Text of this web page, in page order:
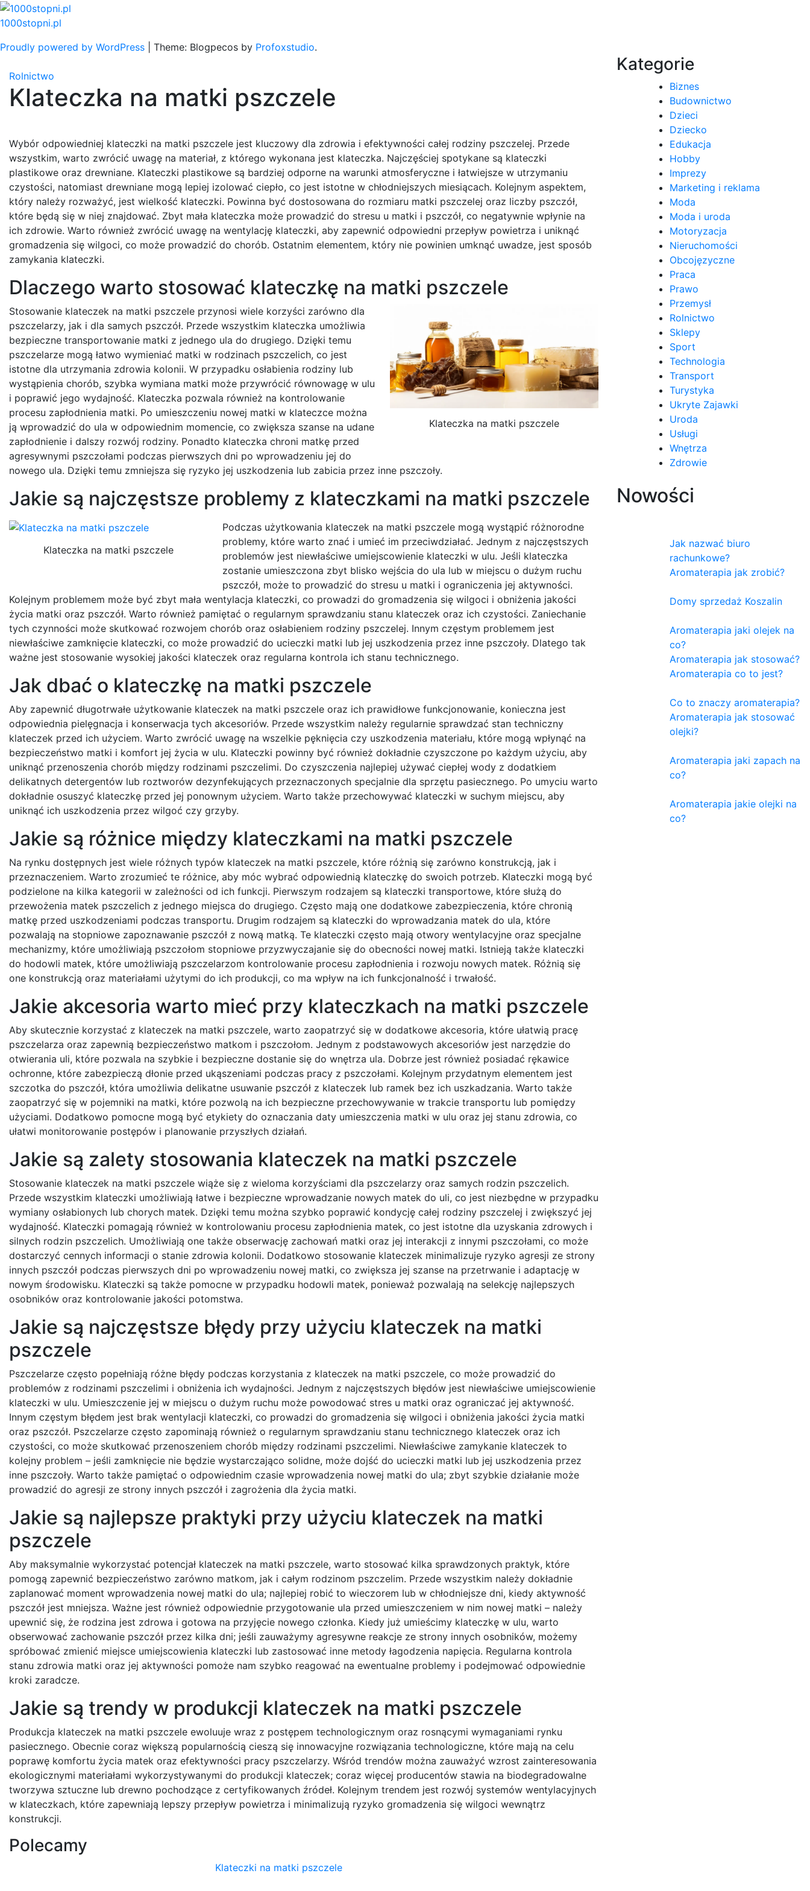
Skip
to
1000stopni.pl
Proudly powered by WordPress
Theme: Blogpecos by Profoxstudio.
Rolnictwo
Klateczka na matki pszczele
Wybór odpowiedniej klateczki na matki pszczele jest kluczowy dla zdrowia i efektywności całej rodziny pszczelej. Przede
wszystkim, warto zwrócić uwagę na materiał, z którego wykonana jest klateczka. Najczęściej spotykane są klateczki
plastikowe oraz drewniane. Klateczki plastikowe są bardziej odporne na warunki atmosferyczne i łatwiejsze w utrzymaniu
czystości, natomiast drewniane mogą lepiej izolować ciepło, co jest istotne w chłodniejszych miesiącach. Kolejnym aspektem,
który należy rozważyć, jest wielkość klateczki. Powinna być dostosowana do rozmiaru matki pszczelej oraz liczby pszczół,
które będą się w niej znajdować. Zbyt mała klateczka może prowadzić do stresu u matki i pszczół, co negatywnie wpłynie na
ich zdrowie. Warto również zwrócić uwagę na wentylację klateczki, aby zapewnić odpowiedni przepływ powietrza i uniknąć
gromadzenia się wilgoci, co może prowadzić do chorób. Ostatnim elementem, który nie powinien umknąć uwadze, jest sposób
zamykania klateczki.
Dlaczego warto stosować klateczkę na matki pszczele
Klateczka na matki pszczele
Stosowanie klateczek na matki pszczele przynosi wiele korzyści zarówno dla
pszczelarzy, jak i dla samych pszczół. Przede wszystkim klateczka umożliwia
bezpieczne transportowanie matki z jednego ula do drugiego. Dzięki temu
pszczelarze mogą łatwo wymieniać matki w rodzinach pszczelich, co jest
istotne dla utrzymania zdrowia kolonii. W przypadku osłabienia rodziny lub
wystąpienia chorób, szybka wymiana matki może przywrócić równowagę w ulu
i poprawić jego wydajność. Klateczka pozwala również na kontrolowanie
procesu zapłodnienia matki. Po umieszczeniu nowej matki w klateczce można
ją wprowadzić do ula w odpowiednim momencie, co zwiększa szanse na udane
zapłodnienie i dalszy rozwój rodziny. Ponadto klateczka chroni matkę przed
agresywnymi pszczołami podczas pierwszych dni po wprowadzeniu jej do
nowego ula. Dzięki temu zmniejsza się ryzyko jej uszkodzenia lub zabicia przez inne pszczoły.
Jakie są najczęstsze problemy z klateczkami na matki pszczele
Klateczka na matki pszczele
Podczas użytkowania klateczek na matki pszczele mogą wystąpić różnorodne
problemy, które warto znać i umieć im przeciwdziałać. Jednym z najczęstszych
problemów jest niewłaściwe umiejscowienie klateczki w ulu. Jeśli klateczka
zostanie umieszczona zbyt blisko wejścia do ula lub w miejscu o dużym ruchu
pszczół, może to prowadzić do stresu u matki i ograniczenia jej aktywności.
Kolejnym problemem może być zbyt mała wentylacja klateczki, co prowadzi do gromadzenia się wilgoci i obniżenia jakości
życia matki oraz pszczół. Warto również pamiętać o regularnym sprawdzaniu stanu klateczek oraz ich czystości. Zaniechanie
tych czynności może skutkować rozwojem chorób oraz osłabieniem rodziny pszczelej. Innym częstym problemem jest
niewłaściwe zamknięcie klateczki, co może prowadzić do ucieczki matki lub jej uszkodzenia przez inne pszczoły. Dlatego tak
ważne jest stosowanie wysokiej jakości klateczek oraz regularna kontrola ich stanu technicznego.
Jak dbać o klateczkę na matki pszczele
Aby zapewnić długotrwałe użytkowanie klateczek na matki pszczele oraz ich prawidłowe funkcjonowanie, konieczna jest
odpowiednia pielęgnacja i konserwacja tych akcesoriów. Przede wszystkim należy regularnie sprawdzać stan techniczny
klateczek przed ich użyciem. Warto zwrócić uwagę na wszelkie pęknięcia czy uszkodzenia materiału, które mogą wpłynąć na
bezpieczeństwo matki i komfort jej życia w ulu. Klateczki powinny być również dokładnie czyszczone po każdym użyciu, aby
uniknąć przenoszenia chorób między rodzinami pszczelimi. Do czyszczenia najlepiej używać ciepłej wody z dodatkiem
delikatnych detergentów lub roztworów dezynfekujących przeznaczonych specjalnie dla sprzętu pasiecznego. Po umyciu warto
dokładnie osuszyć klateczkę przed jej ponownym użyciem. Warto także przechowywać klateczki w suchym miejscu, aby
uniknąć ich uszkodzenia przez wilgoć czy grzyby.
Jakie są różnice między klateczkami na matki pszczele
Na rynku dostępnych jest wiele różnych typów klateczek na matki pszczele, które różnią się zarówno konstrukcją, jak i
przeznaczeniem. Warto zrozumieć te różnice, aby móc wybrać odpowiednią klateczkę do swoich potrzeb. Klateczki mogą być
podzielone na kilka kategorii w zależności od ich funkcji. Pierwszym rodzajem są klateczki transportowe, które służą do
przewożenia matek pszczelich z jednego miejsca do drugiego. Często mają one dodatkowe zabezpieczenia, które chronią
matkę przed uszkodzeniami podczas transportu. Drugim rodzajem są klateczki do wprowadzania matek do ula, które
pozwalają na stopniowe zapoznawanie pszczół z nową matką. Te klateczki często mają otwory wentylacyjne oraz specjalne
mechanizmy, które umożliwiają pszczołom stopniowe przyzwyczajanie się do obecności nowej matki. Istnieją także klateczki
do hodowli matek, które umożliwiają pszczelarzom kontrolowanie procesu zapłodnienia i rozwoju nowych matek. Różnią się
one konstrukcją oraz materiałami użytymi do ich produkcji, co ma wpływ na ich funkcjonalność i trwałość.
Jakie akcesoria warto mieć przy klateczkach na matki pszczele
Aby skutecznie korzystać z klateczek na matki pszczele, warto zaopatrzyć się w dodatkowe akcesoria, które ułatwią pracę
pszczelarza oraz zapewnią bezpieczeństwo matkom i pszczołom. Jednym z podstawowych akcesoriów jest narzędzie do
otwierania uli, które pozwala na szybkie i bezpieczne dostanie się do wnętrza ula. Dobrze jest również posiadać rękawice
ochronne, które zabezpieczą dłonie przed ukąszeniami podczas pracy z pszczołami. Kolejnym przydatnym elementem jest
szczotka do pszczół, która umożliwia delikatne usuwanie pszczół z klateczek lub ramek bez ich uszkadzania. Warto także
zaopatrzyć się w pojemniki na matki, które pozwolą na ich bezpieczne przechowywanie w trakcie transportu lub pomiędzy
użyciami. Dodatkowo pomocne mogą być etykiety do oznaczania daty umieszczenia matki w ulu oraz jej stanu zdrowia, co
ułatwi monitorowanie postępów i planowanie przyszłych działań.
Jakie są zalety stosowania klateczek na matki pszczele
Stosowanie klateczek na matki pszczele wiąże się z wieloma korzyściami dla pszczelarzy oraz samych rodzin pszczelich.
Przede wszystkim klateczki umożliwiają łatwe i bezpieczne wprowadzanie nowych matek do uli, co jest niezbędne w przypadku
wymiany osłabionych lub chorych matek. Dzięki temu można szybko poprawić kondycję całej rodziny pszczelej i zwiększyć jej
wydajność. Klateczki pomagają również w kontrolowaniu procesu zapłodnienia matek, co jest istotne dla uzyskania zdrowych i
silnych rodzin pszczelich. Umożliwiają one także obserwację zachowań matki oraz jej interakcji z innymi pszczołami, co może
dostarczyć cennych informacji o stanie zdrowia kolonii. Dodatkowo stosowanie klateczek minimalizuje ryzyko agresji ze strony
innych pszczół podczas pierwszych dni po wprowadzeniu nowej matki, co zwiększa jej szanse na przetrwanie i adaptację w
nowym środowisku. Klateczki są także pomocne w przypadku hodowli matek, ponieważ pozwalają na selekcję najlepszych
osobników oraz kontrolowanie jakości potomstwa.
Jakie są najczęstsze błędy przy użyciu klateczek na matki
pszczele
Pszczelarze często popełniają różne błędy podczas korzystania z klateczek na matki pszczele, co może prowadzić do
problemów z rodzinami pszczelimi i obniżenia ich wydajności. Jednym z najczęstszych błędów jest niewłaściwe umiejscowienie
klateczki w ulu. Umieszczenie jej w miejscu o dużym ruchu może powodować stres u matki oraz ograniczać jej aktywność.
Innym częstym błędem jest brak wentylacji klateczki, co prowadzi do gromadzenia się wilgoci i obniżenia jakości życia matki
oraz pszczół. Pszczelarze często zapominają również o regularnym sprawdzaniu stanu technicznego klateczek oraz ich
czystości, co może skutkować przenoszeniem chorób między rodzinami pszczelimi. Niewłaściwe zamykanie klateczek to
kolejny problem – jeśli zamknięcie nie będzie wystarczająco solidne, może dojść do ucieczki matki lub jej uszkodzenia przez
inne pszczoły. Warto także pamiętać o odpowiednim czasie wprowadzenia nowej matki do ula; zbyt szybkie działanie może
prowadzić do agresji ze strony innych pszczół i zagrożenia dla życia matki.
Jakie są najlepsze praktyki przy użyciu klateczek na matki
pszczele
Aby maksymalnie wykorzystać potencjał klateczek na matki pszczele, warto stosować kilka sprawdzonych praktyk, które
pomogą zapewnić bezpieczeństwo zarówno matkom, jak i całym rodzinom pszczelim. Przede wszystkim należy dokładnie
zaplanować moment wprowadzenia nowej matki do ula; najlepiej robić to wieczorem lub w chłodniejsze dni, kiedy aktywność
pszczół jest mniejsza. Ważne jest również odpowiednie przygotowanie ula przed umieszczeniem w nim nowej matki – należy
upewnić się, że rodzina jest zdrowa i gotowa na przyjęcie nowego członka. Kiedy już umieścimy klateczkę w ulu, warto
obserwować zachowanie pszczół przez kilka dni; jeśli zauważymy agresywne reakcje ze strony innych osobników, możemy
spróbować zmienić miejsce umiejscowienia klateczki lub zastosować inne metody łagodzenia napięcia. Regularna kontrola
stanu zdrowia matki oraz jej aktywności pomoże nam szybko reagować na ewentualne problemy i podejmować odpowiednie
kroki zaradcze.
Jakie są trendy w produkcji klateczek na matki pszczele
Produkcja klateczek na matki pszczele ewoluuje wraz z postępem technologicznym oraz rosnącymi wymaganiami rynku
pasiecznego. Obecnie coraz większą popularnością cieszą się innowacyjne rozwiązania technologiczne, które mają na celu
poprawę komfortu życia matek oraz efektywności pracy pszczelarzy. Wśród trendów można zauważyć wzrost zainteresowania
ekologicznymi materiałami wykorzystywanymi do produkcji klateczek; coraz więcej producentów stawia na biodegradowalne
tworzywa sztuczne lub drewno pochodzące z certyfikowanych źródeł. Kolejnym trendem jest rozwój systemów wentylacyjnych
w klateczkach, które zapewniają lepszy przepływ powietrza i minimalizują ryzyko gromadzenia się wilgoci wewnątrz
konstrukcji.
Polecamy
Klateczki na matki pszczele
Kategorie
Biznes
Budownictwo
Dzieci
Dziecko
Edukacja
Hobby
Imprezy
Marketing i reklama
Moda
Moda i uroda
Motoryzacja
Nieruchomości
Obcojęzyczne
Praca
Prawo
Przemysł
Rolnictwo
Sklepy
Sport
Technologia
Transport
Turystyka
Ukryte Zajawki
Uroda
Usługi
Wnętrza
Zdrowie
Nowości
Jak nazwać biuro
rachunkowe?
Aromaterapia jak zrobić?
Domy sprzedaż Koszalin
Aromaterapia jaki olejek na
co?
Aromaterapia jak stosować?
Aromaterapia co to jest?
Co to znaczy aromaterapia?
Aromaterapia jak stosować
olejki?
Aromaterapia jaki zapach na
co?
Aromaterapia jakie olejki na
co?